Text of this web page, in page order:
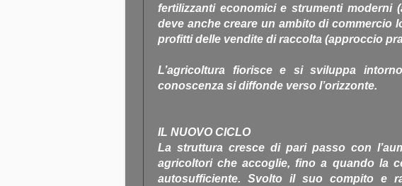
fertilizzanti economici e strumenti moderni
deve anche creare un ambito di commercio
profitti delle vendite di raccolta (approccio
L’agricoltura fiorisce e si sviluppa
conoscenza si diffonde verso l’orizzonte.
IL NUOVO CICLO
La struttura cresce di pari passo con
agricoltori che accoglie, fino a quando la
autosufficiente. Svolto il suo compito e